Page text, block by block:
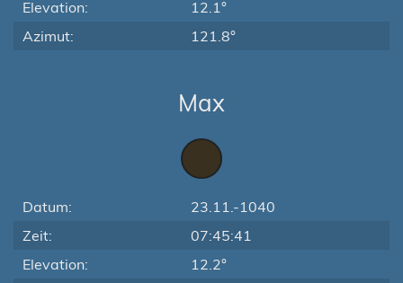
Elevation:
12.1°
Azimut:
121.8°
Max
Datum:
23.11.-1040
Zeit:
07:45:41
Elevation:
12.2°